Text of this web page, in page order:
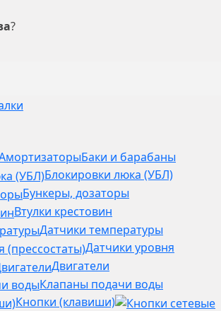
?
Баки и барабаны
Блокировки люка (УБЛ)
Бункеры, дозаторы
Втулки крестовин
Датчики температуры
Датчики уровня
Двигатели
Клапаны подачи воды
Кнопки (клавиши)